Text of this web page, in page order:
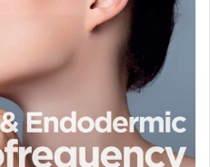
شانها ان تحد من حدوث
تحد من تأثيراتها
اليومية.
علاجات